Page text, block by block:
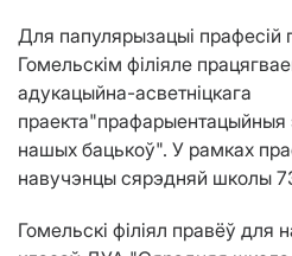
Для папулярызацыі прафесій
Гомельскім філіяле
адукацыйна-асветніцкага
праекта"прафарыентацыйныя
нашых бацькоў". У рамках
навучэнцы сярэдняй школы
Гомельскі філіял правёў для